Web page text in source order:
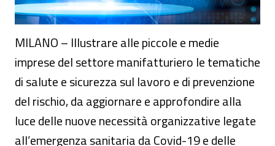
MILANO – Illustrare alle piccole e medie
imprese del settore manifatturiero le tematiche
di salute e sicurezza sul lavoro e di prevenzione
del rischio, da aggiornare e approfondire alla
luce delle nuove necessità organizzative legate
all’emergenza sanitaria da Covid-19 e delle